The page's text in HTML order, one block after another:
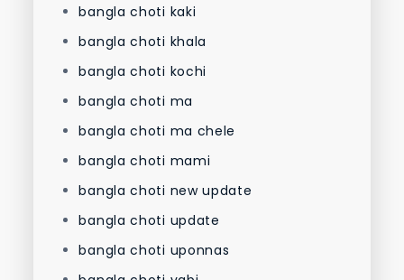
bangla choti kaki
bangla choti khala
bangla choti kochi
bangla choti ma
bangla choti ma chele
bangla choti mami
bangla choti new update
bangla choti update
bangla choti uponnas